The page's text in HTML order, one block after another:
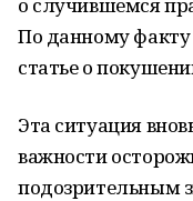
По данному факту
статье о
Эта ситуация
важности
подозрительным